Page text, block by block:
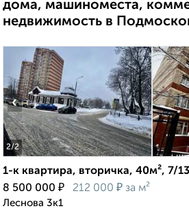
дома, машиноместа,
недвижимость в
2/2
‹
1-к квартира, вторичка, 40м², 7/
8 500 000 ₽ 212 000 ₽ за м²
Леснова 3к1